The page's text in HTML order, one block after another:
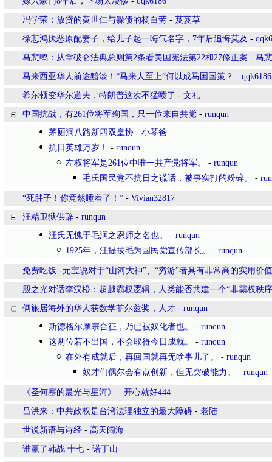
冯学荣：放贷的黄世仁与躲债的杨白劳 - 芨芨草
徐悲鸿厌恶原配妻子，给儿子起一晦气名字，7年后追悔莫及 -
马悲鸣：从拿破仑法典总则第2条看美国宪法第22和27修正案 - 马
马来西亚华人前途黯淡！“马来人至上”何以成马国国策？ - qqk6186
希尔顿变华尔道夫，特朗普这次不猛喷了 - 文礼
中国抗战，有261位将军殉国，只一位来自共党 - runqun
茅厕洞八路新四双皇协 - 小琴爸
抗日英雄万岁！
- runqun
左权将军是261位中唯一共产党将军。
- runqun
毛氏国民党不抗日之谎话，被事实打的粉碎。
-
“死胖子！你竟然睡着了！” - Vivian32817
汪精卫狱供辞 - runqun
汪氏无愧于毛润之恩师之名也。
- runqun
1925年，汪提拔毛为国民党宣传部长。
- runqun
免费吃饭--元宝说对于“山河大神”、“穷游”者具有非常高的实用价
殷之光对话李汉松：超越霸权逻辑，人类能否共建一个“非霸权秩
俩旅居海外的华人获数学菲尔兹奖，人才 - runqun
斯德格尔摩宗合征，乃已被奴化者也。
- runqun
这两位若不出国，不会取得今日成就。
- runqun
在外有成就后，再回国就再无啥事儿了。
- runqun
奴才们偶尔会有点创新，但无突破能力。
- runqun
《圣何塞的晨光与星河》 - 开心就好444
吕洪来：中共政权是台湾法理独立的最大障碍 - 老陆
世说新语与诗经 - 高天阔海
谁赢了韩战 十七 - 诺丁山